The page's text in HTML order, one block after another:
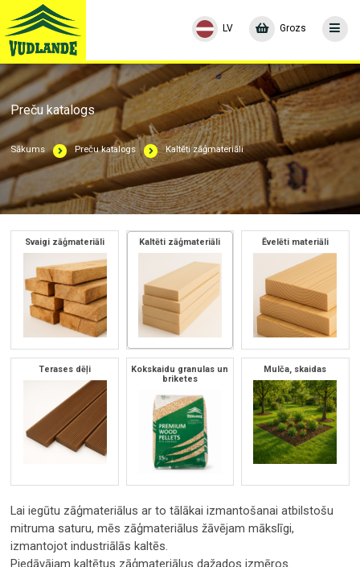
Grozs
LV
Preču katalogs
Sākums Preču katalogs Kaltēti zāģmateriāli
Svaigi zāģmateriāli Kaltēti zāģmateriāli Ēvelēti materiāli
Terases dēļi
Kokskaidu granulas un
briketes
Mulča, skaidas
Lai iegūtu zāģmateriālus ar to tālākai izmantošanai atbilstošu
mitruma saturu, mēs zāģmateriālus žāvējam mākslīgi,
izmantojot industriālās kaltēs.
Piedāvājam kaltētus zāģmateriālus dažados izmēros.